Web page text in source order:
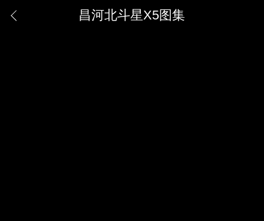
昌河北斗星X5图集